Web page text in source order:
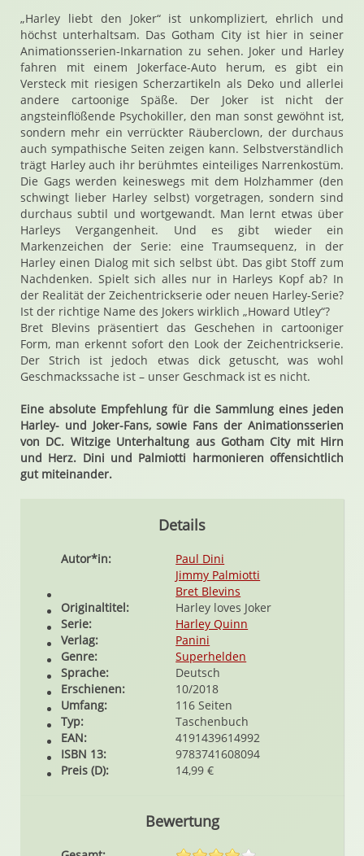
„Harley liebt den Joker“ ist unkompliziert, ehrlich und
höchst unterhaltsam. Das Gotham City ist hier in seiner
Animationsserien-Inkarnation zu sehen. Joker und Harley
fahren mit einem Jokerface-Auto herum, es gibt ein
Versteck mit riesigen Scherzartikeln als Deko und allerlei
andere cartoonige Späße. Der Joker ist nicht der
angsteinflößende Psychokiller, den man sonst gewöhnt ist,
sondern mehr ein verrückter Räuberclown, der durchaus
auch sympathische Seiten zeigen kann. Selbstverständlich
trägt Harley auch ihr berühmtes einteiliges Narrenkostüm.
Die Gags werden keineswegs mit dem Holzhammer (den
schwingt lieber Harley selbst) vorgetragen, sondern sind
durchaus subtil und wortgewandt. Man lernt etwas über
Harleys Vergangenheit. Und es gibt wieder ein
Markenzeichen der Serie: eine Traumsequenz, in der
Harley einen Dialog mit sich selbst übt. Das gibt Stoff zum
Nachdenken. Spielt sich alles nur in Harleys Kopf ab? In
der Realität der Zeichentrickserie oder neuen Harley-Serie?
Ist der richtige Name des Jokers wirklich „Howard Utley“?
Bret Blevins präsentiert das Geschehen in cartooniger
Form, man erkennt sofort den Look der Zeichentrickserie.
Der Strich ist jedoch etwas dick getuscht, was wohl
Geschmackssache ist – unser Geschmack ist es nicht.
Eine absolute Empfehlung für die Sammlung eines jeden
Harley- und Joker-Fans, sowie Fans der Animationsserien
von DC. Witzige Unterhaltung aus Gotham City mit Hirn
und Herz. Dini und Palmiotti harmonieren offensichtlich
gut miteinander.
Details
Autor*in:
Paul Dini
Jimmy Palmiotti
Bret Blevins
Originaltitel:
Harley loves Joker
Serie:
Harley Quinn
Verlag:
Panini
Genre:
Superhelden
Sprache:
Deutsch
Erschienen:
10/2018
Umfang:
116 Seiten
Typ:
Taschenbuch
EAN:
4191439614992
ISBN 13:
9783741608094
Preis (D):
14,99 €
Bewertung